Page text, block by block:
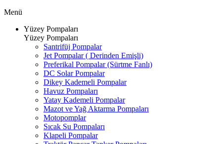
Menü
Yüzey Pompaları
Yüzey Pompaları
Santrifüj Pompalar
Jet Pompalar ( Derinden Emişli)
Preferikal Pompalar (Sürtme Fanlı)
DC Solar Pompalar
Dikey Kademeli Pompalar
Havuz Pompaları
Yatay Kademeli Pompalar
Mazot ve Yağ Aktarma Pompaları
Motopomplar
Sıcak Su Pompaları
Klapeli Pompalar